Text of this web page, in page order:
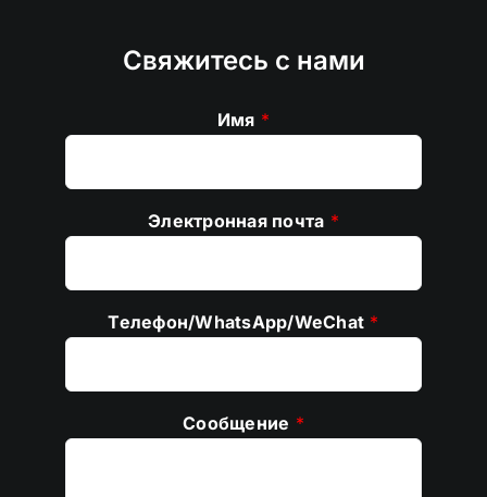
Свяжитесь с нами
Имя *
Электронная почта *
Телефон/WhatsApp/WeChat *
Сообщение *